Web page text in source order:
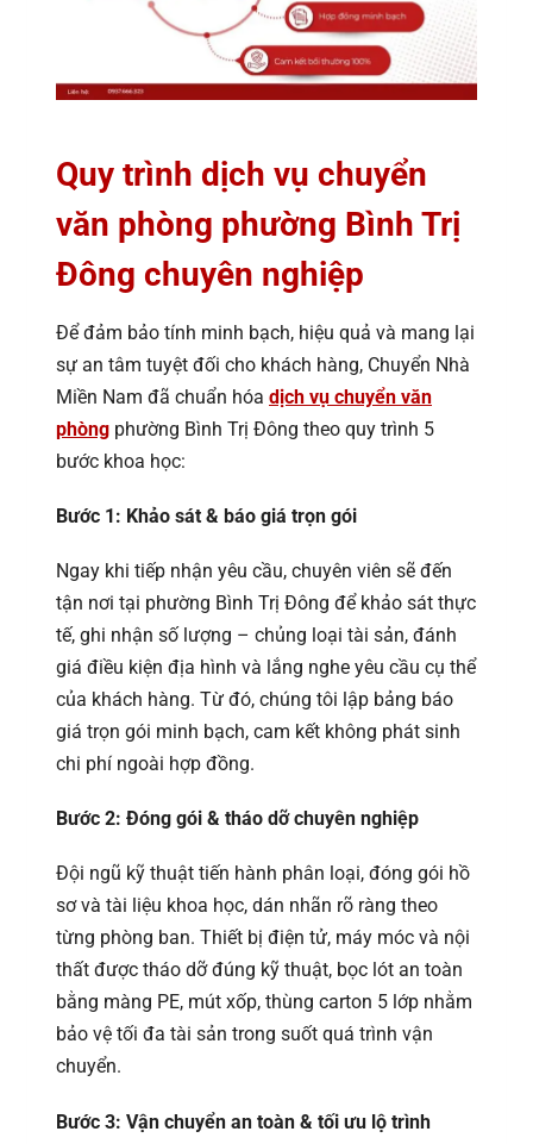
Quy trình dịch vụ chuyển
văn phòng phường Bình Trị
Đông chuyên nghiệp
Để đảm bảo tính minh bạch, hiệu quả và mang lại
sự an tâm tuyệt đối cho khách hàng, Chuyển Nhà
Miền Nam đã chuẩn hóa dịch vụ chuyển văn
phòng phường Bình Trị Đông theo quy trình 5
bước khoa học:
Bước 1: Khảo sát & báo giá trọn gói
Ngay khi tiếp nhận yêu cầu, chuyên viên sẽ đến
tận nơi tại phường Bình Trị Đông để khảo sát thực
tế, ghi nhận số lượng – chủng loại tài sản, đánh
giá điều kiện địa hình và lắng nghe yêu cầu cụ thể
của khách hàng. Từ đó, chúng tôi lập bảng báo
giá trọn gói minh bạch, cam kết không phát sinh
chi phí ngoài hợp đồng.
Bước 2: Đóng gói & tháo dỡ chuyên nghiệp
Đội ngũ kỹ thuật tiến hành phân loại, đóng gói hồ
sơ và tài liệu khoa học, dán nhãn rõ ràng theo
từng phòng ban. Thiết bị điện tử, máy móc và nội
thất được tháo dỡ đúng kỹ thuật, bọc lót an toàn
bằng màng PE, mút xốp, thùng carton 5 lớp nhằm
bảo vệ tối đa tài sản trong suốt quá trình vận
chuyển.
Bước 3: Vận chuyển an toàn & tối ưu lộ trình